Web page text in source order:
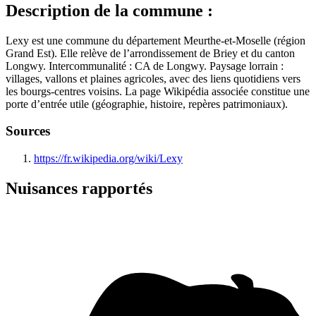
Description de la commune :
Lexy est une commune du département Meurthe-et-Moselle (région
Grand Est). Elle relève de l’arrondissement de Briey et du canton
Longwy. Intercommunalité : CA de Longwy. Paysage lorrain :
villages, vallons et plaines agricoles, avec des liens quotidiens vers
les bourgs-centres voisins. La page Wikipédia associée constitue une
porte d’entrée utile (géographie, histoire, repères patrimoniaux).
Sources
https://fr.wikipedia.org/wiki/Lexy
Nuisances rapportés